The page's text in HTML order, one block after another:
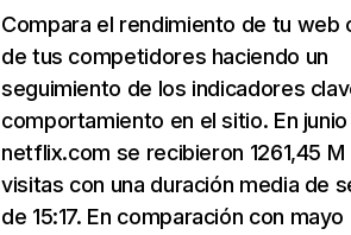
Compara el rendimiento de tu web
de tus competidores haciendo un
seguimiento de los indicadores
comportamiento en el sitio. En junio
netflix.com se recibieron 1261,45 M
visitas con una duración media de
de 15:17. En comparación con mayo